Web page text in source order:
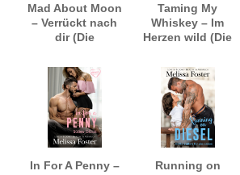
Mad About Moon
– Verrückt nach
dir (Die
Knights aus
Peaceful Harbor)
Taming My
Whiskey – Im
Herzen wild (Die
Knights aus
Peaceful Harbor)
In For A Penny –
Running on